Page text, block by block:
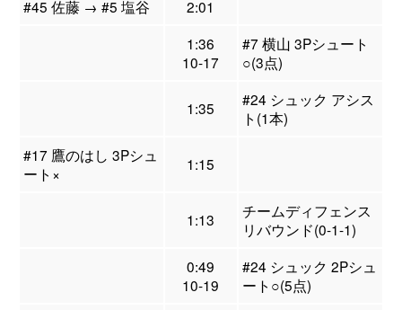
#45 佐藤 → #5 塩谷
2:01
1:36
10-17
#7 横山 3Pシュート
○(3点)
1:35
#24 シュック アシス
ト(1本)
#17 鷹のはし 3Pシュ
ート×
1:15
1:13
チームディフェンス
リバウンド(0-1-1)
0:49
10-19
#24 シュック 2Pシュ
ート○(5点)